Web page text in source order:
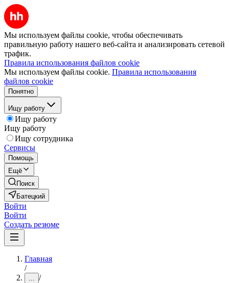
Мы используем файлы cookie, чтобы обеспечивать
правильную работу нашего веб-сайта и анализировать сетевой
трафик.
Правила использования файлов cookie
Мы используем файлы cookie. Правила использования
файлов cookie
Понятно
Ищу работу
Ищу работу
Ищу работу
Ищу сотрудника
Сервисы
Помощь
Ещё
Поиск
Батецкий
Войти
Войти
Создать резюме
Главная
/
... /